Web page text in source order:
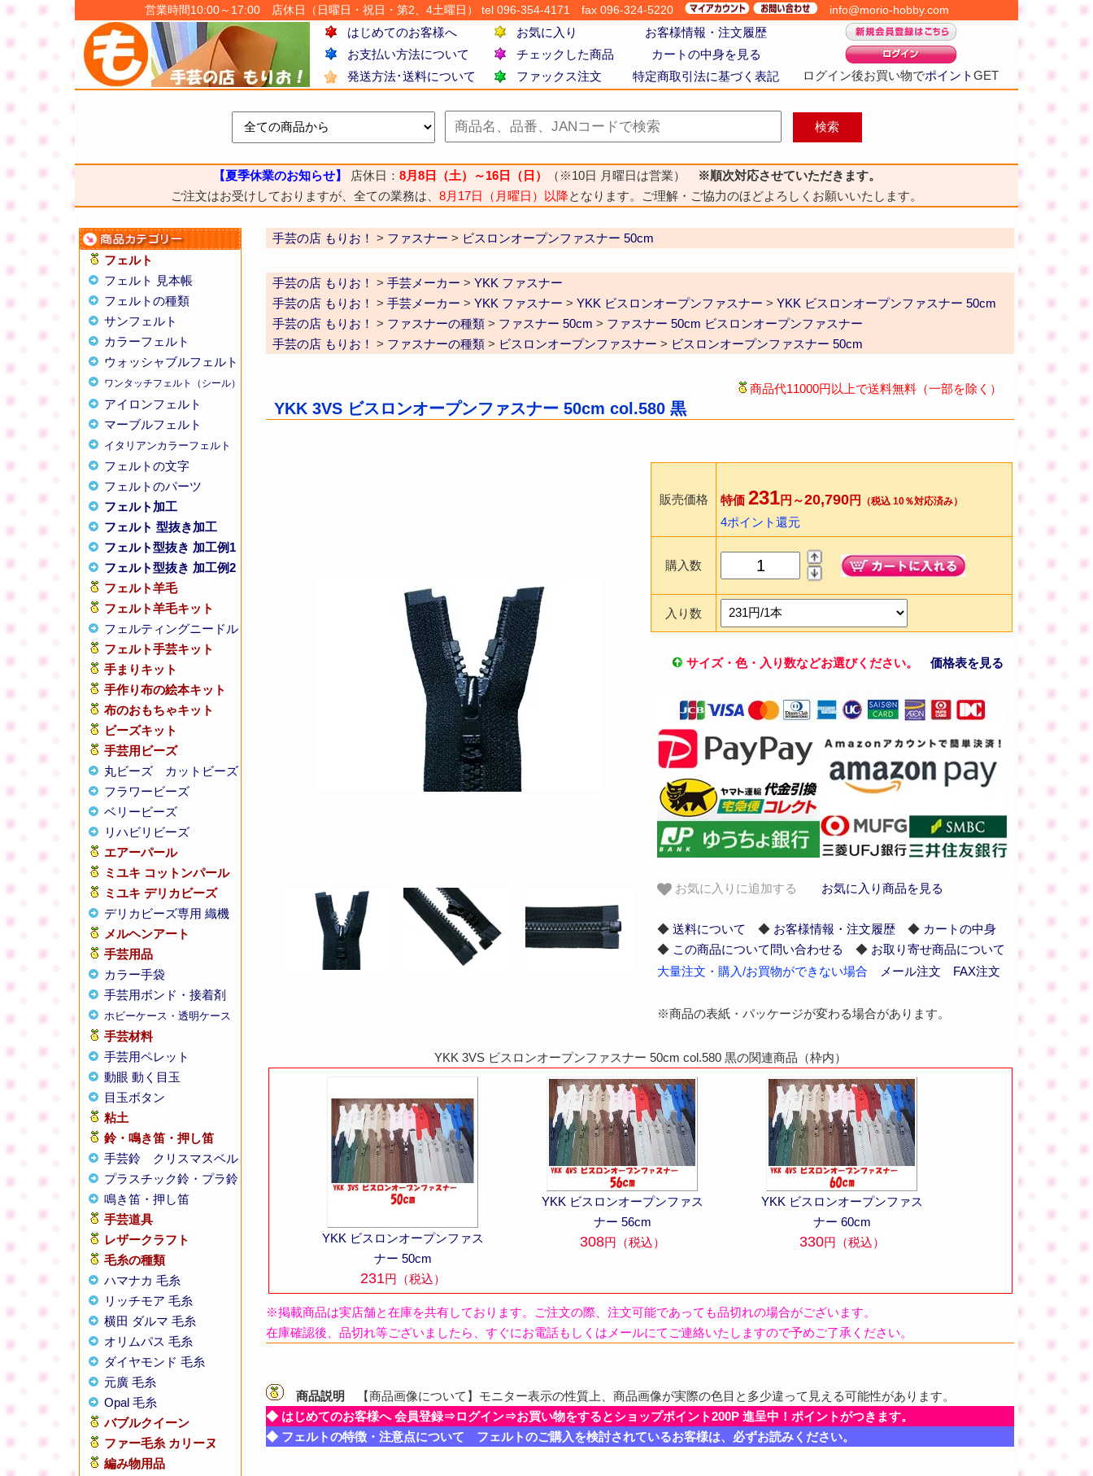
営業時間10:00～17:00 店休日（日曜日・祝日・第2、4土曜日） tel 096-354-4171 fax 096-324-5220 info@morio-hobby.com
はじめてのお客様へ お気に入り お客様情報・注文履歴
ログイン後お買い物でポイントGET
お支払い方法について チェックした商品
カートの中身を見る
発送方法･送料について
ファックス注文 特定商取引法に基づく表記
【夏季休業のお知らせ】 店休日： 8月8日（土）～16日（日） （※10日 月曜日は営業）
※順次対応させていただきます。
ご注文はお受けしておりますが、全ての業務は、 8月17日（月曜日）以降となります。ご理解・ご協力のほどよろしくお願いいたします。
フェルト
フェルト 見本帳
フェルトの種類
サンフェルト
カラーフェルト
ウォッシャブルフェルト
ワンタッチフェルト（シール）
アイロンフェルト
マーブルフェルト
イタリアンカラーフェルト
フェルトの文字
フェルトのパーツ
フェルト加工
フェルト 型抜き加工
フェルト型抜き 加工例1
フェルト型抜き 加工例2
フェルト羊毛
フェルト羊毛キット
フェルティングニードル
フェルト手芸キット
手まりキット
手作り布の絵本キット
布のおもちゃキット
ビーズキット
手芸用ビーズ
丸ビーズ
カットビーズ
フラワービーズ
ベリービーズ
リハビリビーズ
エアーパール
ミユキ コットンパール
ミユキ デリカビーズ
デリカビーズ専用 織機
メルヘンアート
手芸用品
カラー手袋
手芸用ボンド・接着剤
ホビーケース・透明ケース
手芸材料
手芸用ペレット
動眼 動く目玉
目玉ボタン
粘土
鈴・鳴き笛・押し笛
手芸鈴
クリスマスベル
プラスチック鈴・プラ鈴
鳴き笛・押し笛
手芸道具
レザークラフト
毛糸の種類
ハマナカ 毛糸
リッチモア 毛糸
横田 ダルマ 毛糸
オリムパス 毛糸
ダイヤモンド 毛糸
元廣 毛糸
Opal 毛糸
バブルクイーン
ファー毛糸 カリーヌ
編み物用品
手芸の店 もりお！ > ファスナー > ビスロンオープンファスナー 50cm
手芸の店 もりお！ > 手芸メーカー > YKK ファスナー
手芸の店 もりお！ > 手芸メーカー > YKK ファスナー > YKK ビスロンオープンファスナー > YKK ビスロンオープンファスナー 50cm
手芸の店 もりお！ > ファスナーの種類 > ファスナー 50cm > ファスナー 50cm ビスロンオープンファスナー
手芸の店 もりお！ > ファスナーの種類 > ビスロンオープンファスナー > ビスロンオープンファスナー 50cm
商品代11000円以上で送料無料（一部を除く）
YKK 3VS ビスロンオープンファスナー 50cm col.580 黒
販売価格 特価 231円～20,790円 （税込 10％対応済み）
4ポイント還元
購入数
入り数
サイズ・色・入り数などお選びください。 価格表を見る
お気に入りに追加する お気に入り商品を見る
◆ 送料について ◆ お客様情報・注文履歴◆ カートの中身
◆ この商品について問い合わせる ◆ お取り寄せ商品について
大量注文・購入/お買物ができない場合
メール注文 FAX注文
※商品の表紙・パッケージが変わる場合があります。
YKK 3VS ビスロンオープンファスナー 50cm col.580 黒の関連商品（枠内）
YKK ビスロンオープンファス
ナー 50cm
231円（税込）
YKK ビスロンオープンファス
ナー 56cm
308円（税込）
YKK ビスロンオープンファス
ナー 60cm
330円（税込）
※掲載商品は実店舗と在庫を共有しております。ご注文の際、注文可能であっても品切れの場合がございます。
在庫確認後、品切れ等ございましたら、すぐにお電話もしくはメールにてご連絡いたしますので予めご了承ください。
商品説明
【商品画像について】モニター表示の性質上、商品画像が実際の色目と多少違って見える可能性があります。
◆ はじめてのお客様へ 会員登録⇒ログイン⇒お買い物をするとショップポイント200P 進呈中！ポイントがつきます。
◆ フェルトの特徴・注意点について フェルトのご購入を検討されているお客様は、必ずお読みください。